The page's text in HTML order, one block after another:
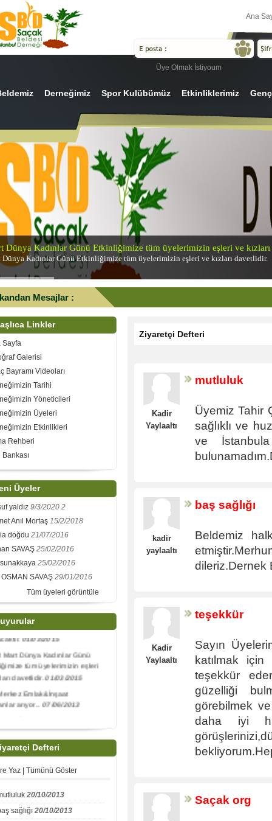
Ana
Üye Olmak İstiyoum
Derneğimiz Spor Kulübümüz Etkinliklerimiz
Mesajlar :
Linkler
Sayfa
Galerisi
Bayramı Videoları
Tarihi
Yöneticileri
Üyeleri
Etkinlikleri
Rehberi
Bankası
Üyeler
yaldız 9/3/2020 2
Anıl Mortaş 15/2/2018
doğdu 21/07/2016
SAVAŞ 25/02/2016
25/02/2016
SAVAŞ 29/01/2016
Tüm üyeleri görüntüle
YILI YAPILACAK
Yılı 14. Olağan Genel
Toplanıyor 12/03/2017
13.Olağan Genel
Örnek-1 Düğün Salonunda
01/03/2015
tüm üyelerimizin eşleri
davetlidir. 01/03/2015
arıyor... 07/06/2013
Defteri
Yaz Tümünü Göster
20/10/2013
sağlığı 20/10/2013
Ziyaretçi Defteri
Kadir
Yaylaaltı
mutluluk
Üyemiz Tahir
sağlıklı ve
ve
kadir
yaylaaltı
baş sağlığı
Beldemiz
dileriz.Dernek
Kadir
Yaylaaltı
teşekkür
Sayın
katılmak
teşekkür
güzelliği
görebilmek
daha iyi
Saçak org